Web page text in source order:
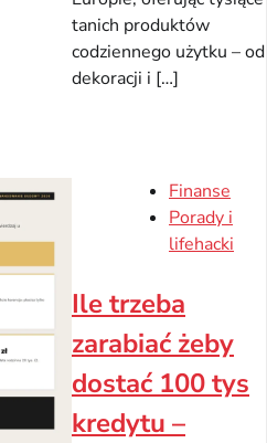
tanich produktów
codziennego użytku – od
dekoracji i […]
Finanse
Porady i
lifehacki
Ile trzeba
zarabiać żeby
dostać 100 tys
kredytu –